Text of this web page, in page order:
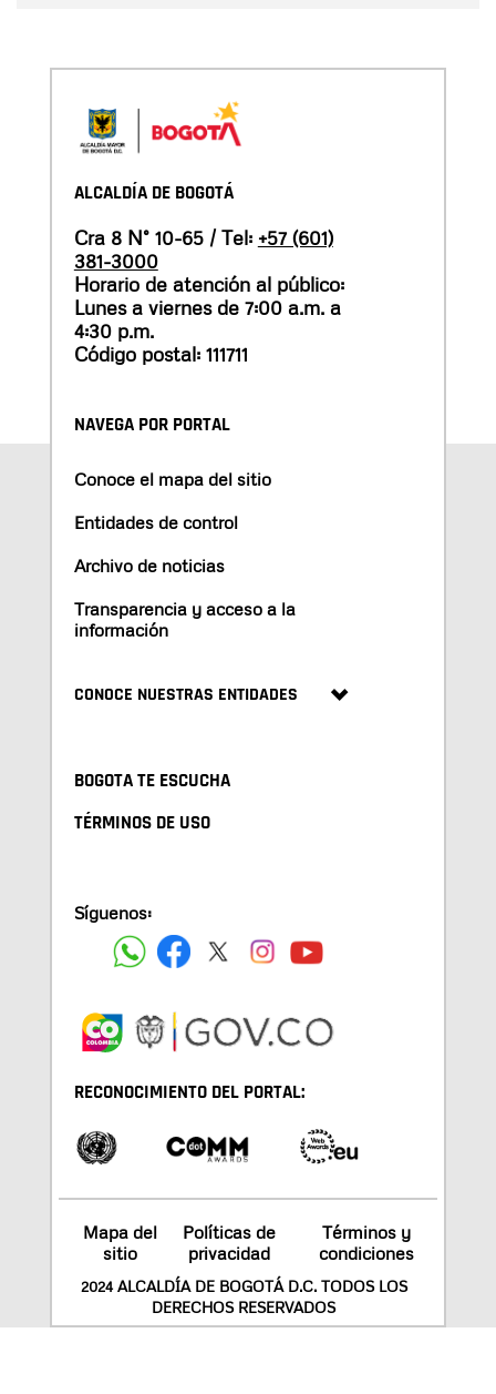
ALCALDÍA DE BOGOTÁ
Cra 8 N° 10-65 / Tel: +57 (601)
381-3000
Horario de atención al público:
Lunes a viernes de 7:00 a.m. a
4:30 p.m.
Código postal: 111711
NAVEGA POR PORTAL
Conoce el mapa del sitio
Entidades de control
Archivo de noticias
Transparencia y acceso a la
información
CONOCE NUESTRAS ENTIDADES
BOGOTA TE ESCUCHA
TÉRMINOS DE USO
Síguenos:
RECONOCIMIENTO DEL PORTAL:
Mapa del
sitio
Políticas de
privacidad
Términos y
condiciones
2024 ALCALDÍA DE BOGOTÁ D.C. TODOS LOS
DERECHOS RESERVADOS